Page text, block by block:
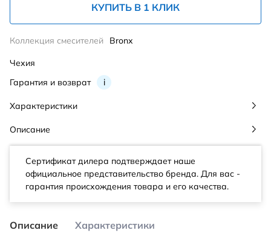
КУПИТЬ В 1 КЛИК
Гарантия и возврат i
Коллекция смесителей Bronx
Чехия
Характеристики
Описание
Сертификат дилера подтверждает наше
официальное представительство бренда. Для вас -
гарантия происхождения товара и его качества.
Описание Характеристики